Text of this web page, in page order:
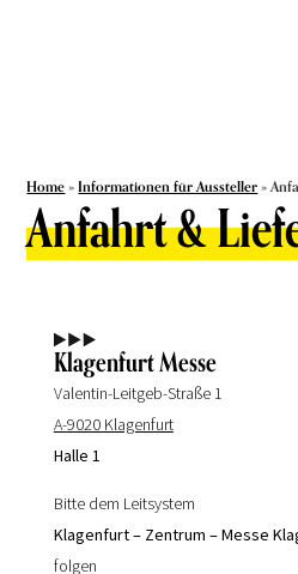
Home»Informationen für Aussteller»
Anfahrt &
Klagenfurt Messe
Valentin-Leitgeb-Straße 1
A-9020 Klagenfurt
Halle 1
Bitte dem Leitsystem
Klagenfurt – Zentrum – Messe
folgen